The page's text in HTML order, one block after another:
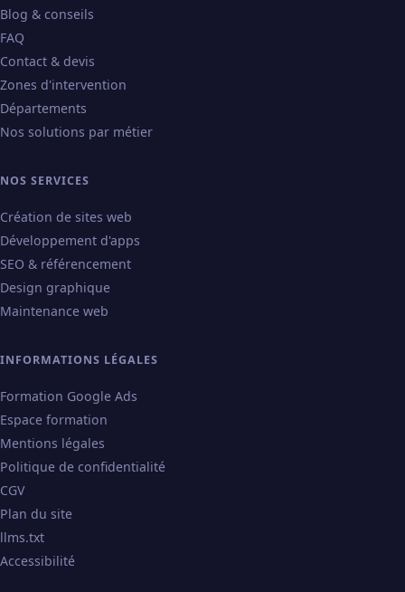
Blog & conseils
FAQ
Contact & devis
Zones d'intervention
Départements
Nos solutions par métier
NOS SERVICES
Création de sites web
Développement d'apps
SEO & référencement
Design graphique
Maintenance web
INFORMATIONS LÉGALES
Formation Google Ads
Espace formation
Mentions légales
Politique de confidentialité
CGV
Plan du site
llms.txt
Accessibilité